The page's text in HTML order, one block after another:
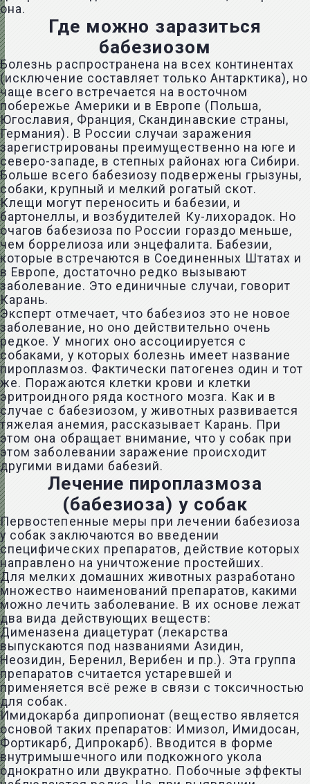
она.
Где можно заразиться
бабезиозом
Болезнь распространена на всех континентах
(исключение составляет только Антарктика), но
чаще всего встречается на восточном
побережье Америки и в Европе (Польша,
Югославия, Франция, Скандинавские страны,
Германия). В России случаи заражения
зарегистрированы преимущественно на юге и
северо-западе, в степных районах юга Сибири.
Больше всего бабезиозу подвержены грызуны,
собаки, крупный и мелкий рогатый скот.
Клещи могут переносить и бабезии, и
бартонеллы, и возбудителей Ку-лихорадок. Но
очагов бабезиоза по России гораздо меньше,
чем боррелиоза или энцефалита. Бабезии,
которые встречаются в Соединенных Штатах и
в Европе, достаточно редко вызывают
заболевание. Это единичные случаи, говорит
Карань.
Эксперт отмечает, что бабезиоз это не новое
заболевание, но оно действительно очень
редкое. У многих оно ассоциируется с
собаками, у которых болезнь имеет название
пироплазмоз. Фактически патогенез один и тот
же. Поражаются клетки крови и клетки
эритроидного ряда костного мозга. Как и в
случае с бабезиозом, у животных развивается
тяжелая анемия, рассказывает Карань. При
этом она обращает внимание, что у собак при
этом заболевании заражение происходит
другими видами бабезий.
Лечение пироплазмоза
(бабезиоза) у собак
Первостепенные меры при лечении бабезиоза
у собак заключаются во введении
специфических препаратов, действие которых
направлено на уничтожение простейших.
Для мелких домашних животных разработано
множество наименований препаратов, какими
можно лечить заболевание. В их основе лежат
два вида действующих веществ:
Дименазена диацетурат (лекарства
выпускаются под названиями Азидин,
Неозидин, Беренил, Верибен и пр.). Эта группа
препаратов считается устаревшей и
применяется всё реже в связи с токсичностью
для собак.
Имидокарба дипропионат (вещество является
основой таких препаратов: Имизол, Имидосан,
Фортикарб, Дипрокарб). Вводится в форме
внутримышечного или подкожного укола
однократно или двукратно. Побочные эффекты